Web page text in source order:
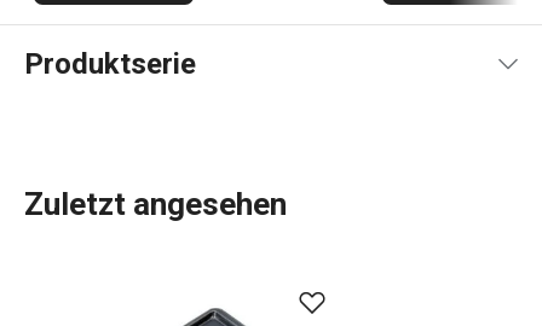
Produktserie
erleichtern? In der DELÍCIA-Produktpalette ist für jeden,
Zuletzt angesehen